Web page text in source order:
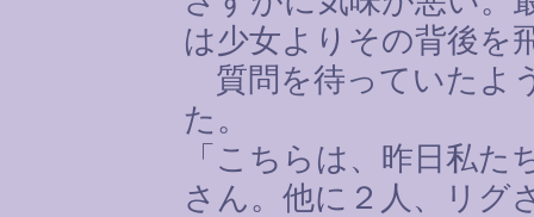
は少女よりその背後を
質問を待っていたよ
た。
「こちらは、昨日私
さん。他に２人、リグ